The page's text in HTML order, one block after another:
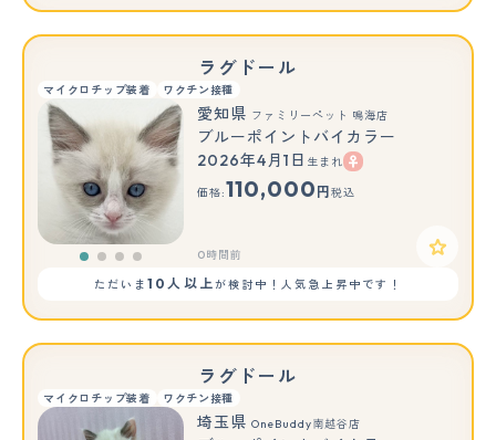
ラグドール
マイクロチップ装着 ワクチン接種
愛知県 ファミリーペット 鳴海店
ブルーポイントバイカラー
2026年4月1日 生まれ
価格:110,000 円 税込
0時間前
ただいま10人以上が検討中！人気急上昇中です！
ラグドール
マイクロチップ装着 ワクチン接種
埼玉県 OneBuddy南越谷店